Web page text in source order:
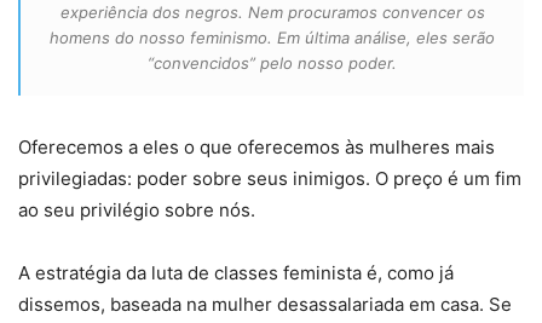
experiência dos negros. Nem procuramos convencer os
homens do nosso feminismo. Em última análise, eles serão
“convencidos” pelo nosso poder.
Oferecemos a eles o que oferecemos às mulheres mais
privilegiadas: poder sobre seus inimigos. O preço é um fim
ao seu privilégio sobre nós.
A estratégia da luta de classes feminista é, como já
dissemos, baseada na mulher desassalariada em casa. Se